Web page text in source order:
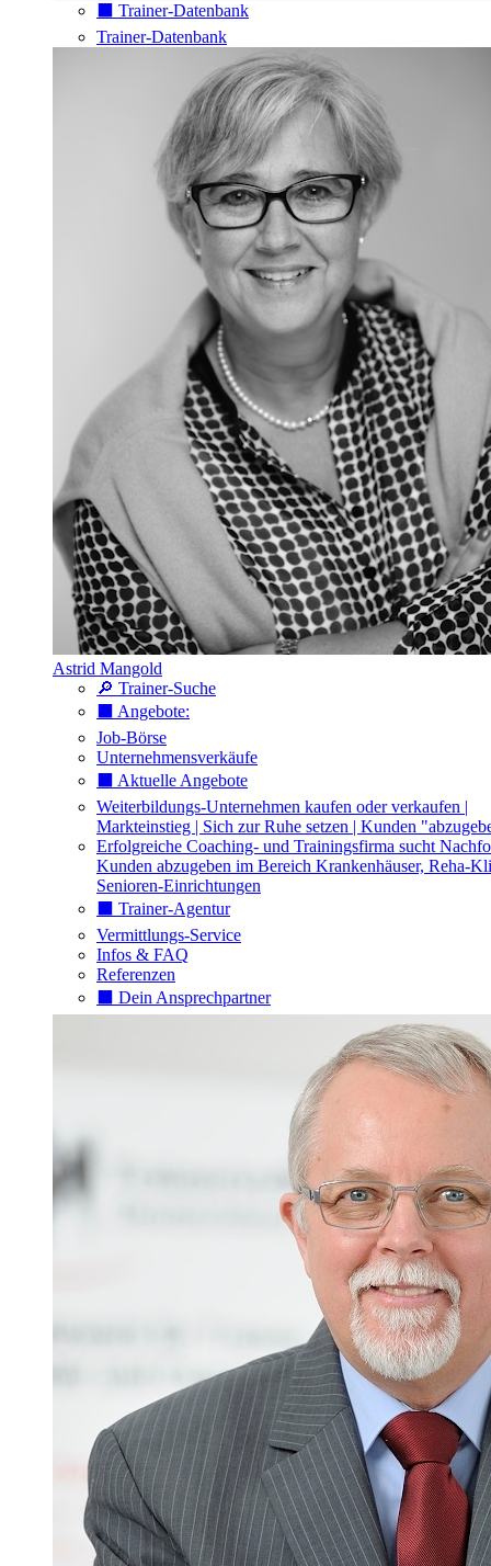
⬛️ Trainer-Datenbank
Trainer-Datenbank
Astrid Mangold
🔎 Trainer-Suche
⬛️ Angebote:
Job-Börse
Unternehmensverkäufe
⬛️ Aktuelle Angebote
Weiterbildungs-Unternehmen kaufen oder verkaufen |
Markteinstieg | Sich zur Ruhe setzen | Kunden
Erfolgreiche Coaching- und Trainingsfirma sucht
Kunden abzugeben im Bereich Krankenhäuser, Reha-
Senioren-Einrichtungen
⬛️ Trainer-Agentur
Vermittlungs-Service
Infos & FAQ
Referenzen
⬛️ Dein Ansprechpartner